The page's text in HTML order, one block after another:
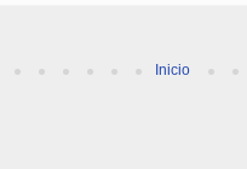
Inicio